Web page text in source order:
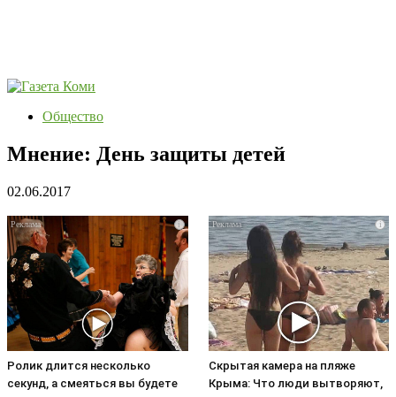
Общество
Мнение: День защиты детей
02.06.2017
i
Ролик длится несколько
секунд, а смеяться вы будете
i
Скрытая камера на пляже
Крыма: Что люди вытворяют,